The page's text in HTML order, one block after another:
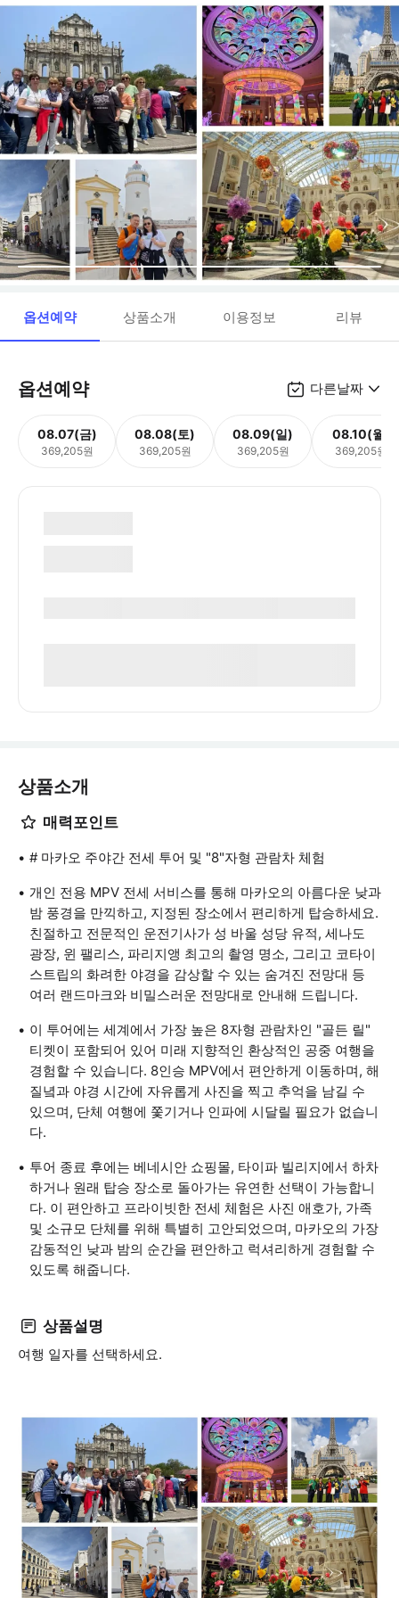
옵션예약 상품소개 이용정보 리뷰
옵션예약 다른날짜
08.07(금)
369,205원
08.08(토)
369,205원
08.09(일)
369,205원
08.10(월)
369,205원
상품소개
매력포인트
# 마카오 주야간 전세 투어 및 "8"자형 관람차 체험
개인 전용 MPV 전세 서비스를 통해 마카오의 아름다운 낮과
밤 풍경을 만끽하고, 지정된 장소에서 편리하게 탑승하세요.
친절하고 전문적인 운전기사가 성 바울 성당 유적, 세나도
광장, 윈 팰리스, 파리지앵 최고의 촬영 명소, 그리고 코타이
스트립의 화려한 야경을 감상할 수 있는 숨겨진 전망대 등
여러 랜드마크와 비밀스러운 전망대로 안내해 드립니다.
이 투어에는 세계에서 가장 높은 8자형 관람차인 "골든 릴"
티켓이 포함되어 있어 미래 지향적인 환상적인 공중 여행을
경험할 수 있습니다. 8인승 MPV에서 편안하게 이동하며, 해
질녘과 야경 시간에 자유롭게 사진을 찍고 추억을 남길 수
있으며, 단체 여행에 쫓기거나 인파에 시달릴 필요가 없습니
다.
투어 종료 후에는 베네시안 쇼핑몰, 타이파 빌리지에서 하차
하거나 원래 탑승 장소로 돌아가는 유연한 선택이 가능합니
다. 이 편안하고 프라이빗한 전세 체험은 사진 애호가, 가족
및 소규모 단체를 위해 특별히 고안되었으며, 마카오의 가장
감동적인 낮과 밤의 순간을 편안하고 럭셔리하게 경험할 수
있도록 해줍니다.
상품설명
여행 일자를 선택하세요.